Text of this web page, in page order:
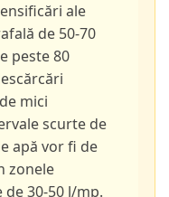
ale
de 50-70
peste 80
mici
scurte de
apă vor fi de
zonele
30-50 l/mp.